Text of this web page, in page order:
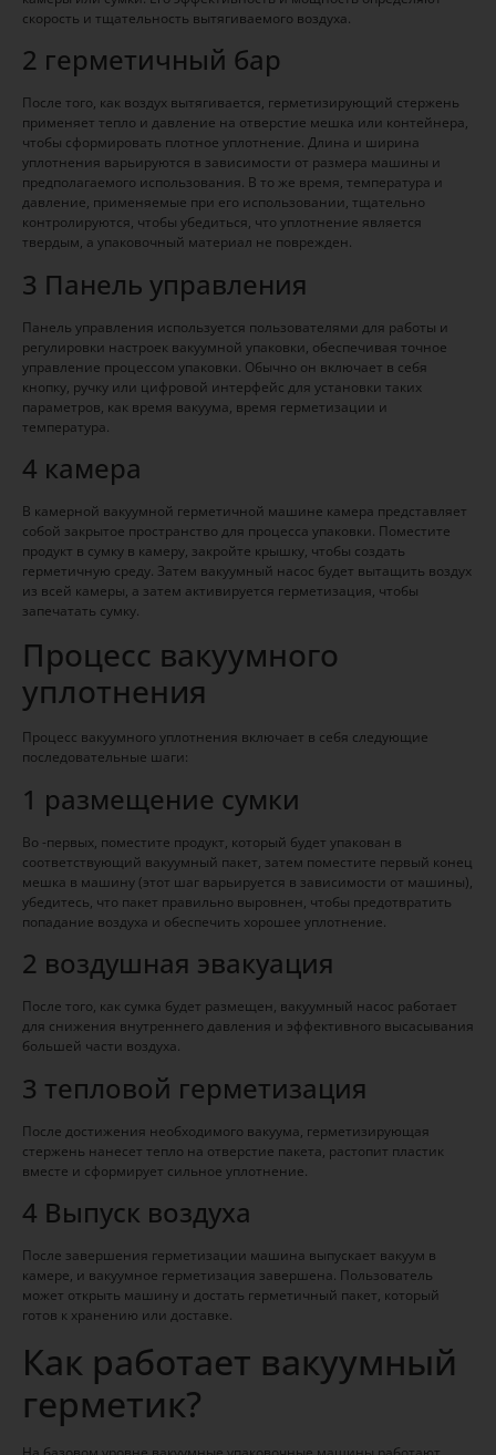
скорость и тщательность вытягиваемого воздуха.
2 герметичный бар
После того, как воздух вытягивается, герметизирующий стержень
применяет тепло и давление на отверстие мешка или контейнера,
чтобы сформировать плотное уплотнение. Длина и ширина
уплотнения варьируются в зависимости от размера машины и
предполагаемого использования. В то же время, температура и
давление, применяемые при его использовании, тщательно
контролируются, чтобы убедиться, что уплотнение является
твердым, а упаковочный материал не поврежден.
3 Панель управления
Панель управления используется пользователями для работы и
регулировки настроек вакуумной упаковки, обеспечивая точное
управление процессом упаковки. Обычно он включает в себя
кнопку, ручку или цифровой интерфейс для установки таких
параметров, как время вакуума, время герметизации и
температура.
4 камера
В камерной вакуумной герметичной машине камера представляет
собой закрытое пространство для процесса упаковки. Поместите
продукт в сумку в камеру, закройте крышку, чтобы создать
герметичную среду. Затем вакуумный насос будет вытащить воздух
из всей камеры, а затем активируется герметизация, чтобы
запечатать сумку.
Процесс вакуумного
уплотнения
Процесс вакуумного уплотнения включает в себя следующие
последовательные шаги:
1 размещение сумки
Во -первых, поместите продукт, который будет упакован в
соответствующий вакуумный пакет, затем поместите первый конец
мешка в машину (этот шаг варьируется в зависимости от машины),
убедитесь, что пакет правильно выровнен, чтобы предотвратить
попадание воздуха и обеспечить хорошее уплотнение.
2 воздушная эвакуация
После того, как сумка будет размещен, вакуумный насос работает
для снижения внутреннего давления и эффективного высасывания
большей части воздуха.
3 тепловой герметизация
После достижения необходимого вакуума, герметизирующая
стержень нанесет тепло на отверстие пакета, растопит пластик
вместе и сформирует сильное уплотнение.
4 Выпуск воздуха
После завершения герметизации машина выпускает вакуум в
камере, и вакуумное герметизация завершена. Пользователь
может открыть машину и достать герметичный пакет, который
готов к хранению или доставке.
Как работает вакуумный
герметик?